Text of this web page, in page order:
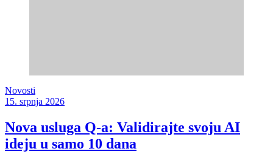
Novosti
15. srpnja 2026
Nova usluga Q-a: Validirajte svoju AI
ideju u samo 10 dana